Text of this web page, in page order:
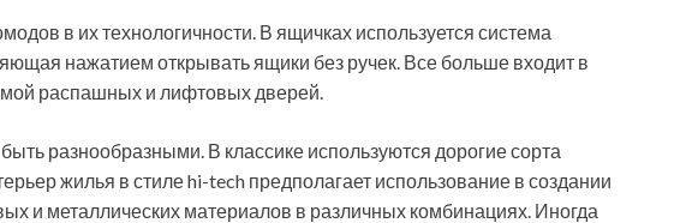
в их технологичности. В ящичках используется система
нажатием открывать ящики без ручек. Все больше входит в
распашных и лифтовых дверей.
разнообразными. В классике используются дорогие сорта
жилья в стиле hi-tech предполагает использование в создании
и металлических материалов в различных комбинациях. Иногда